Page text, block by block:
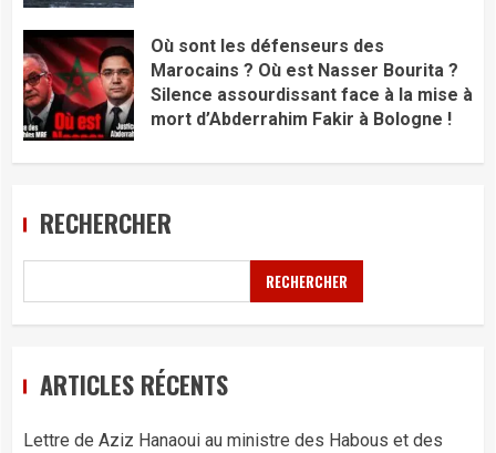
Où sont les défenseurs des
Marocains ? Où est Nasser Bourita ?
Silence assourdissant face à la mise à
mort d’Abderrahim Fakir à Bologne !
RECHERCHER
RECHERCHER
ARTICLES RÉCENTS
Lettre de Aziz Hanaoui au ministre des Habous et des